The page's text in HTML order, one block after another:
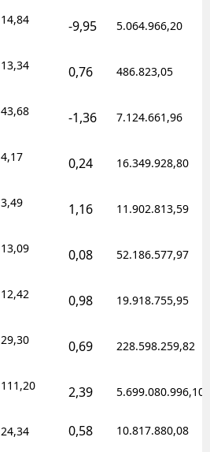
14,84 -9,95 5.064.966,20
13,34 0,76 486.823,05
43,68 -1,36 7.124.661,96
4,17 0,24 16.349.928,80
3,49 1,16 11.902.813,59
13,09 0,08 52.186.577,97
12,42 0,98 19.918.755,95
29,30 0,69 228.598.259,82
111,20 2,39 5.699.080.996,10
24,34 0,58 10.817.880,08